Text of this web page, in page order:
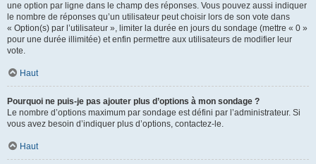
une option par ligne dans le champ des réponses. Vous pouvez aussi indiquer
le nombre de réponses qu’un utilisateur peut choisir lors de son vote dans
« Option(s) par l’utilisateur », limiter la durée en jours du sondage (mettre « 0 »
pour une durée illimitée) et enfin permettre aux utilisateurs de modifier leur
vote.
Haut
Pourquoi ne puis-je pas ajouter plus d’options à mon sondage ?
Le nombre d’options maximum par sondage est défini par l’administrateur. Si
vous avez besoin d’indiquer plus d’options, contactez-le.
Haut